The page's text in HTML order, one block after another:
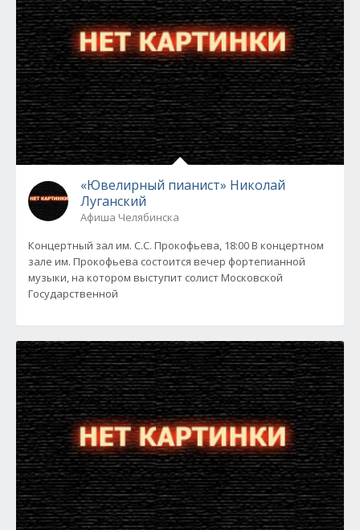
«Ювелирный пианист» Николай
Луганский
Афиша Челябинска
Концертный зал им. С.С. Прокофьева, 18:00 В концертном
зале им. Прокофьева состоится вечер фортепианной
музыки, на котором выступит солист Московской
Государственной